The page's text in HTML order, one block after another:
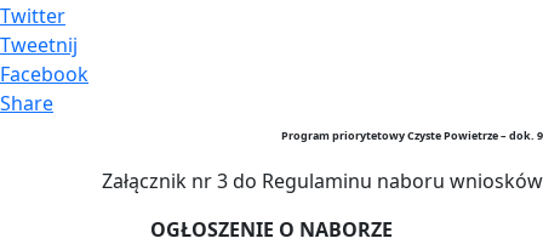
Twitter
Tweetnij
Facebook
Share
Program priorytetowy Czyste Powietrze – dok. 9
Załącznik nr 3 do Regulaminu naboru wniosków
OGŁOSZENIE O NABORZE